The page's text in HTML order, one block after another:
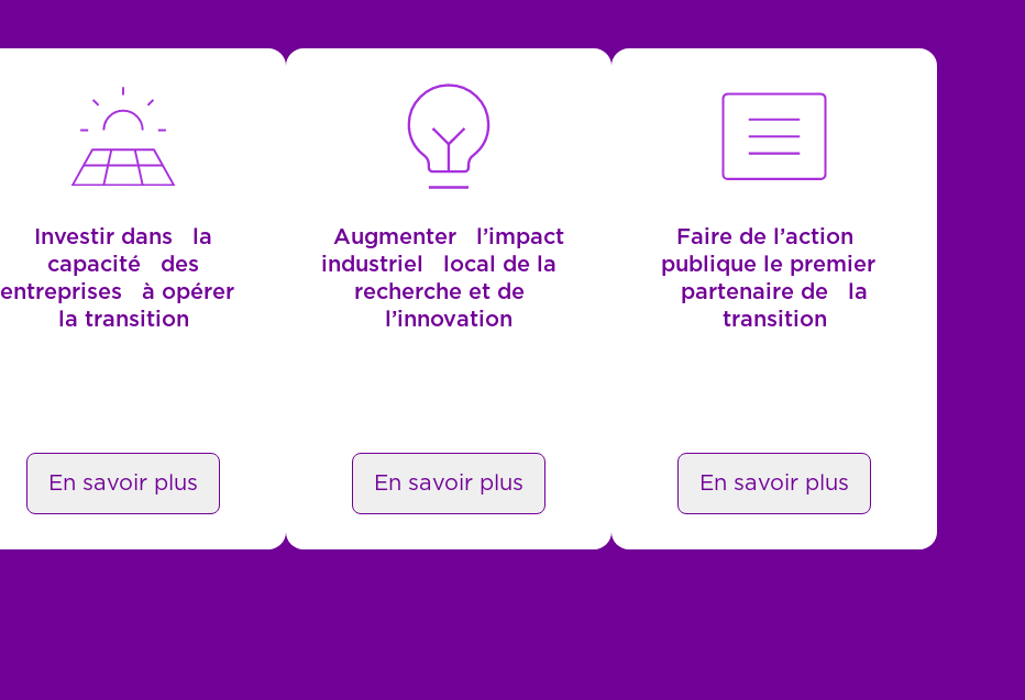
Investir dans la
capacité des
entreprises à opérer
la transition
En savoir plus
Augmenter l’impact
industriel local de la
recherche et de
l’innovation
En savoir plus
Faire de l’action
publique le premier
partenaire de la
transition
En savoir plus